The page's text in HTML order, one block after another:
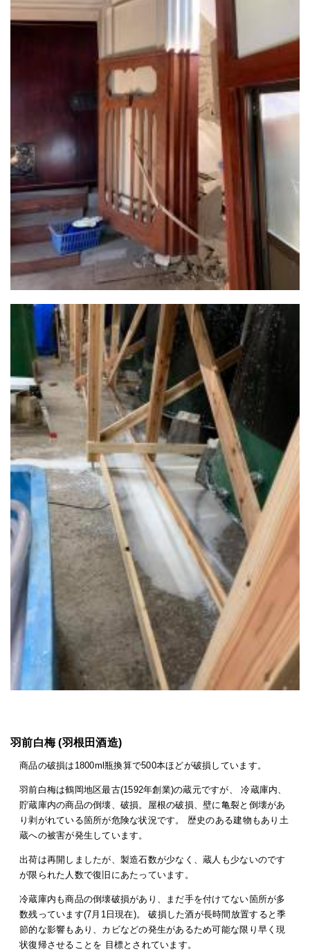
羽前白梅 (羽根田酒造)
商品の破損は1800ml瓶換算で500本ほどが破損しています。
羽前白梅は鶴岡地区最古(1592年創業)の蔵元ですが、 冷蔵庫内、
貯蔵庫内の商品の倒壊、破損。屋根の破損、壁に亀裂と倒壊があ
り剥がれている箇所が危険な状況です。 歴史のある建物もあり土
蔵への被害が発生しています。
出荷は再開しましたが、製造石数が少なく、蔵人も少ないのです
が限られた人数で復旧にあたっています。
冷蔵庫内も商品の倒壊破損があり、まだ手を付けてない箇所が多
数残っています(7月1日現在)。 破損した酒が長時間放置すると季
節的な影響もあり、カビなどの発生があるため可能な限り早く現
状復帰させることを 目標とされています。